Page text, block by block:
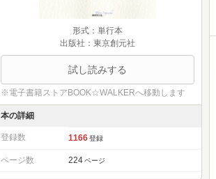
形式：単行本
出版社：東京創元社
試し読みする
※電子書籍ストアBOOK☆WALKERへ移動します
本の詳細
登録数 1166 登録
ページ数 224 ページ